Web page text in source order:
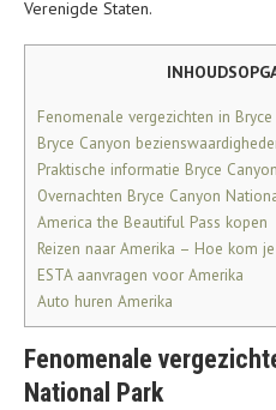
Verenigde Staten.
Fenomenale vergezichten in
Bryce Canyon
Praktische informatie Bryce
Overnachten Bryce Canyon
America the Beautiful Pass kopen
Reizen naar Amerika – Hoe kom
ESTA aanvragen voor Amerika
Auto huren Amerika
Fenomenale
National Park